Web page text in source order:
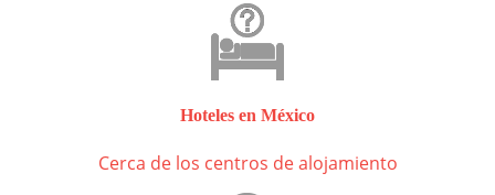
Hoteles en México
Cerca de los centros de alojamiento